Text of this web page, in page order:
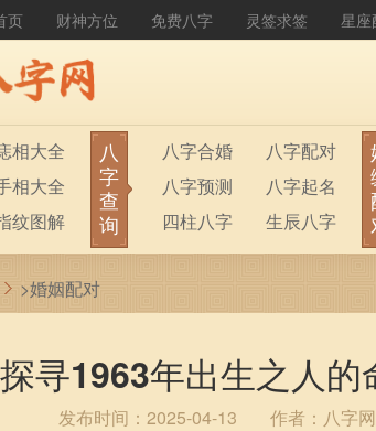
页 财神方位 免费八字 灵签求签 星座
相大全
相大全
纹图解
骨算命
罗占卜
八
字
查
询
八字合婚
八字配对
八字预测
八字起名
四柱八字
生辰八字
六十甲子
八字排盘
>婚姻配对
探寻1963年出生之人的
发布时间：2025-04-13 作者：八字网